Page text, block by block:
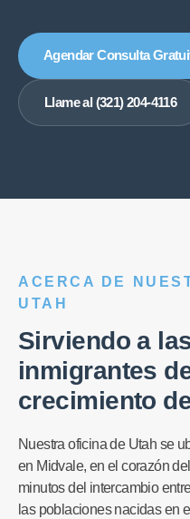
Agendar Consulta
Llame al (321) 204-4116
ACERCA DE
UTAH
Sirviendo a
inmigrantes
crecimiento
Nuestra oficina de Utah se
en Midvale, en el corazón
minutos del intercambio
las poblaciones nacidas en